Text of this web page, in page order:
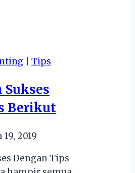
Tips
Berikut
2019
Dengan Tips